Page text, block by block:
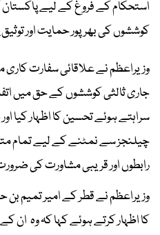
استحکام کے فروغ کے لیے
کوششوں کی بھرپور حمایت اور
وزیراعظم نے علاقائی سفارت کاری
جاری ثالثی کوششوں کے حق میں
سراہتے ہوئے تحسین کا اظہار کیا
چیلنجز سے نمٹنے کے لیے تمام
رابطوں اور قریبی مشاورت کی ضرورت
وزیراعظم نے قطر کے امیر تمیم
کا اظہار کرتے ہوئے کہا کہ وہ ان